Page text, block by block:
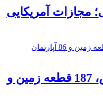
مجازات آمریکایی
توقیف 86خودروی لوکس، 187 قطعه زمین و